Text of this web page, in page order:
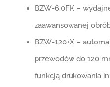
BZW-6.0FK –
zaawansowanej
BZW-120+X –
przewodów do 120
funkcją drukowania